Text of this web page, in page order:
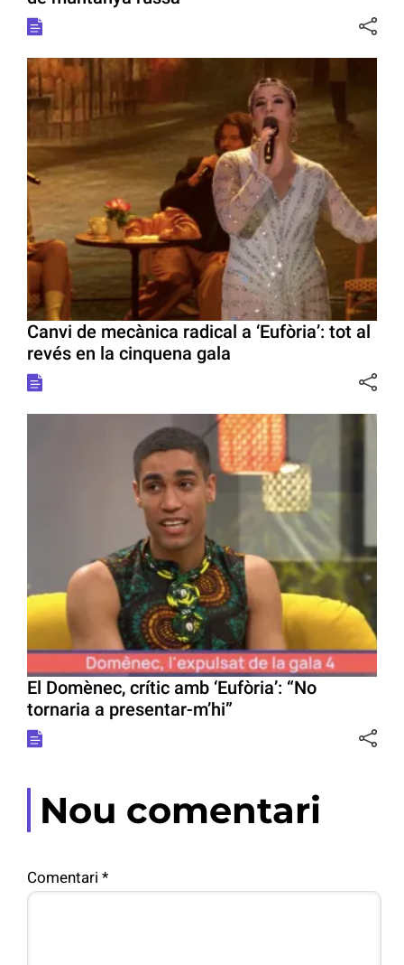
Canvi de mecànica radical a ‘Eufòria’: tot al
revés en la cinquena gala
El Domènec, crític amb ‘Eufòria’: “No
tornaria a presentar-m’hi”
Nou comentari
Comentari *